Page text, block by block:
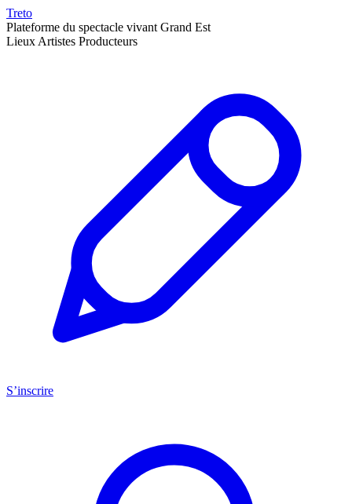
Treto
Plateforme du spectacle vivant Grand Est
Lieux Artistes Producteurs
S’inscrire